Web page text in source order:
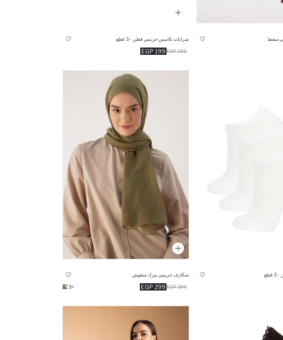
منقط شرابات بلاتيس حريمي قطن - 3 قطع
199 EGP 299 EGP
سكارف حريمي بيزك منقوش
299 EGP 399 EGP
+3